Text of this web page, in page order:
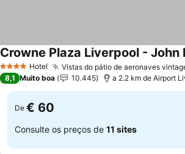
4 EstrelasHotel Vistas do pátio de aeronaves
Ver preços
8,1 Muito boa 10.445 a 2.2 km de Airport
De € 60
Consulte os preços de 11 sites